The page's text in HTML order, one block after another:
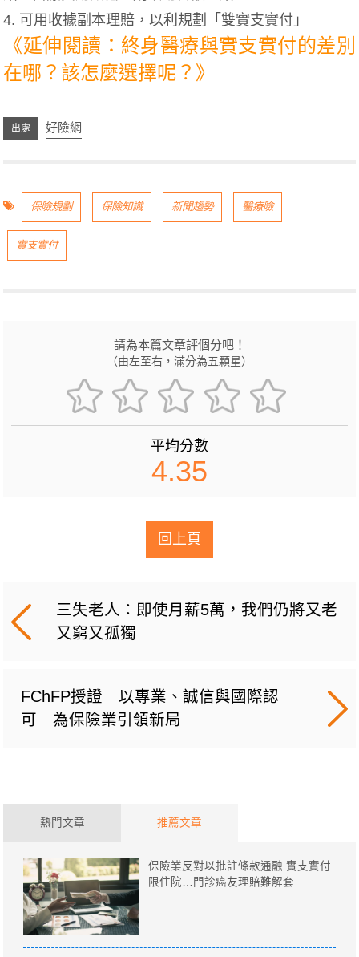
4. 可用收據副本理賠，以利規劃「雙實支實付」
《延伸閱讀：終身醫療與實支實付的差別
在哪？該怎麼選擇呢？》
好險網
保險規劃 保險知識 新聞趨勢 醫療險
實支實付
請為本篇文章評個分吧！
（由左至右，滿分為五顆星）
平均分數
4.35
回上頁
三失老人：即使月薪5萬，我們仍將又老
又窮又孤獨
FChFP授證 以專業、誠信與國際認
可 為保險業引領新局
熱門文章 推薦文章
保險業反對以批註條款通融 實支實付
限住院…門診癌友理賠難解套